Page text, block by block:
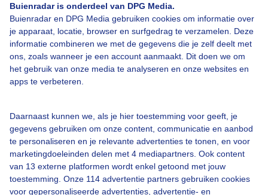
Buienradar is onderdeel van DPG Media.
Buienradar en DPG Media gebruiken cookies om informatie over
je apparaat, locatie, browser en surfgedrag te verzamelen. Deze
informatie combineren we met de gegevens die je zelf deelt met
ons, zoals wanneer je een account aanmaakt. Dit doen we om
het gebruik van onze media te analyseren en onze websites en
apps te verbeteren.
Daarnaast kunnen we, als je hier toestemming voor geeft, je
gegevens gebruiken om onze content, communicatie en aanbod
te personaliseren en je relevante advertenties te tonen, en voor
marketingdoeleinden delen met 4 mediapartners. Ook content
van 13 externe platformen wordt enkel getoond met jouw
toestemming. Onze 114 advertentie partners gebruiken cookies
voor gepersonaliseerde advertenties, advertentie- en
Bedrijfsgegevens
Veelgestelde vragen
Contact
Toegankelijkheid
Buienradar Team
Privacy beleid
Cookie beleid
Privacy instellingen